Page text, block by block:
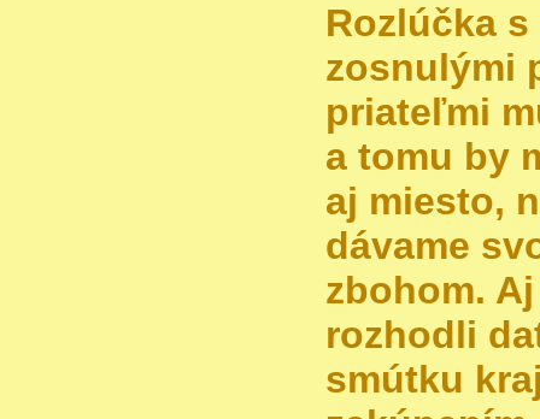
Rozlúčka
zosnulými
priateľmi
a tomu by
aj miesto,
dávame
zbohom.
rozhodli
smútku